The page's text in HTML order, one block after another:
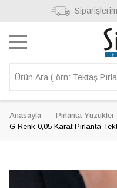
Siparişlerim
Anasayfa Pırlanta Yüzükler
G Renk 0,05 Karat Pırlanta